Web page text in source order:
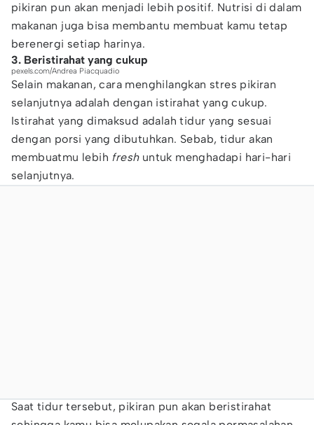
pikiran pun akan menjadi lebih positif. Nutrisi di dalam
makanan juga bisa membantu membuat kamu tetap
berenergi setiap harinya.
3. Beristirahat yang cukup
pexels.com/Andrea Piacquadio
Selain makanan, cara menghilangkan stres pikiran
selanjutnya adalah dengan istirahat yang cukup.
Istirahat yang dimaksud adalah tidur yang sesuai
dengan porsi yang dibutuhkan. Sebab, tidur akan
membuatmu lebih freshuntuk menghadapi hari-hari
selanjutnya.
Saat tidur tersebut, pikiran pun akan beristirahat